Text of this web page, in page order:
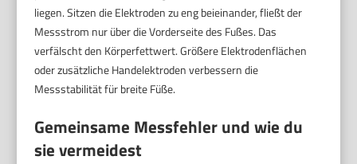
liegen. Sitzen die Elektroden zu eng beieinander, fließt der
Messstrom nur über die Vorderseite des Fußes. Das
verfälscht den Körperfettwert. Größere Elektrodenflächen
oder zusätzliche Handelektroden verbessern die
Messstabilität für breite Füße.
Gemeinsame Messfehler und wie du
sie vermeidest